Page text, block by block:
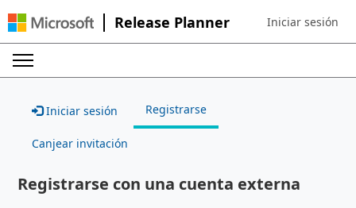
Release Planner Sign in to your
Iniciar sesión
Iniciar sesión Registrarse
Canjear invitación
Registrarse con una cuenta externa